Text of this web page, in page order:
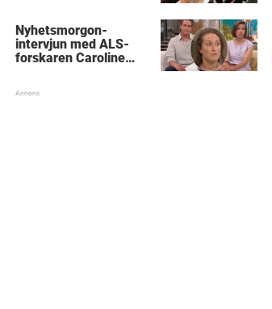
Nyhetsmorgon-
intervjun med ALS-
forskaren Caroline